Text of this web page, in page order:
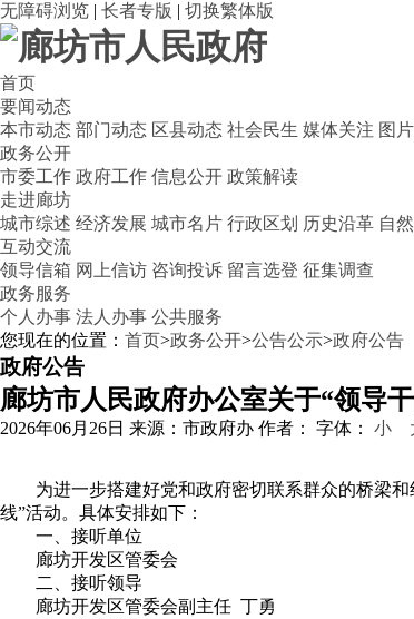
无障碍浏览 | 长者专版 | 切换繁体版
首页
要闻动态
本市动态 部门动态 区县动态 社会民生 媒体关注 图
政务公开
市委工作 政府工作 信息公开 政策解读
走进廊坊
城市综述 经济发展 城市名片 行政区划 历史沿革 自
互动交流
领导信箱 网上信访 咨询投诉 留言选登 征集调查
政务服务
个人办事 法人办事 公共服务
您现在的位置： 首页>政务公开>公告公示>政府公告
政府公告
廊坊市人民政府办公室关于“领导
2026年06月26日 来源：市政府办 作者： 字体： 小
为进一步搭建好党和政府密切联系群众的桥梁
线”活动。具体安排如下：
一、接听单位
廊坊开发区管委会
二、接听领导
廊坊开发区管委会副主任 丁勇